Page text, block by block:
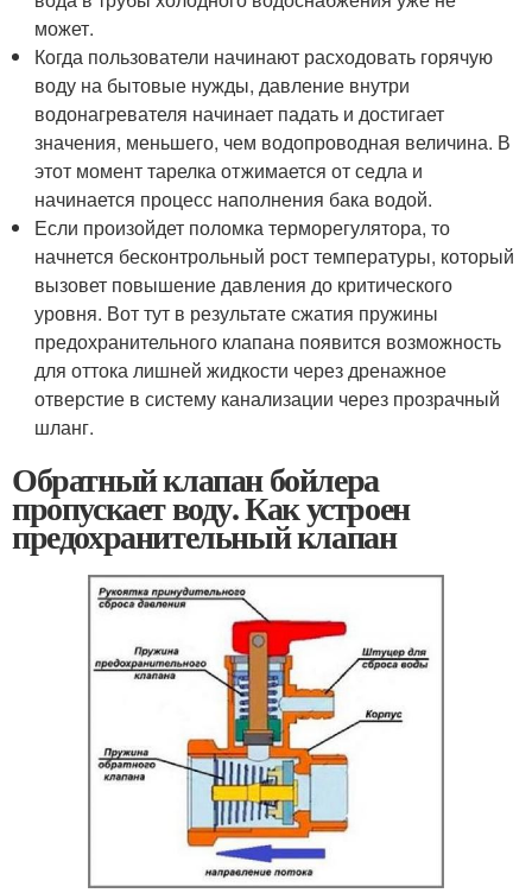
может.
Когда пользователи начинают расходовать горячую
воду на бытовые нужды, давление внутри
водонагревателя начинает падать и достигает
значения, меньшего, чем водопроводная величина. В
этот момент тарелка отжимается от седла и
начинается процесс наполнения бака водой.
Если произойдет поломка терморегулятора, то
начнется бесконтрольный рост температуры, который
вызовет повышение давления до критического
уровня. Вот тут в результате сжатия пружины
предохранительного клапана появится возможность
для оттока лишней жидкости через дренажное
отверстие в систему канализации через прозрачный
шланг.
Обратный клапан бойлера
пропускает воду. Как устроен
предохранительный клапан